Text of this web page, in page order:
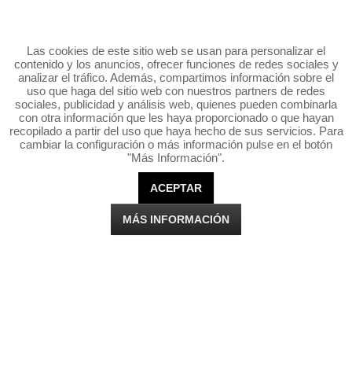
Las cookies de este sitio web se usan para personalizar el
contenido y los anuncios, ofrecer funciones de redes sociales y
analizar el tráfico. Además, compartimos información sobre el
uso que haga del sitio web con nuestros partners de redes
sociales, publicidad y análisis web, quienes pueden combinarla
con otra información que les haya proporcionado o que hayan
recopilado a partir del uso que haya hecho de sus servicios. Para
cambiar la configuración o más información pulse en el botón
"Más Información".
ACEPTAR
MÁS INFORMACIÓN